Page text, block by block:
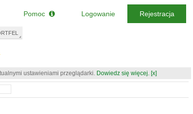
ustawieniami przeglądarki. Dowiedz się więcej. [x]
Pomoc Logowanie Rejestracja